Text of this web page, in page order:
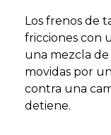
Los frenos de
fricciones con
una mezcla de
movidas por
contra una
detiene.